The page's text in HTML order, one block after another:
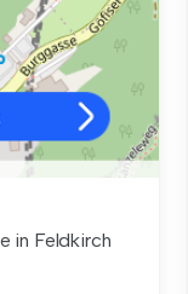
in Feldkirch